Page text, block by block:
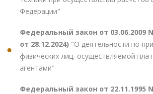
Федерации"
Федеральный закон от 03.06.2009
от 28.12.2024) "О деятельности по
физических лиц, осуществляемой
агентами"
Федеральный закон от 22.11.1995